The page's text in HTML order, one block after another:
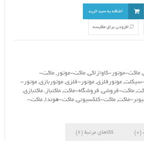
اضافه به سبد خرید
افزودن برای مقایسه
, ماکت-موتور-کاوازاکی, ماکت-موتور , ماکت-
سیکلت, موتورفلزی, موتور-فلزی, موتوربازی, موتور-
, ماکت-فروشی, فروشگاه-ماکت, ماکتباز , ماکتبازی,
ماکت, ماکت-کلکسیونی, ماکت-هوندا, ماکت-
کالاهای مرتبط (6)